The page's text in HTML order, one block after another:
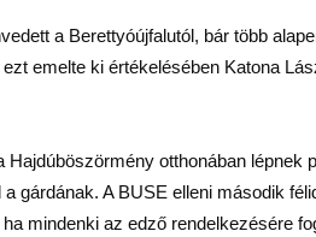
a Berettyóújfalutól, bár több
emelte ki értékelésében Katona
otthonában lépnek
gárdának. A BUSE elleni második
mindenki az edző rendelkezésére